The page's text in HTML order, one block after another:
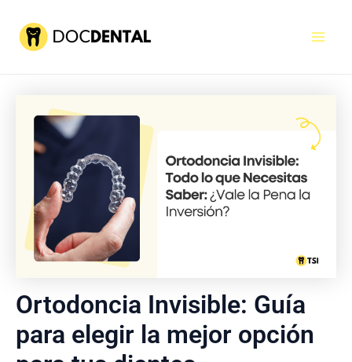
contenido
Ortodoncia Invisible: Guía
para elegir la mejor opción